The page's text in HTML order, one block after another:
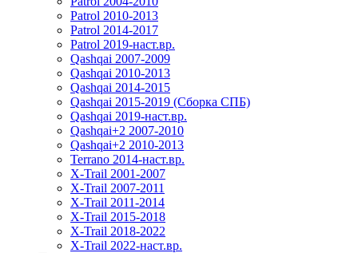
Patrol 2010-2013
Patrol 2014-2017
Patrol 2019-наст.вр.
Qashqai 2007-2009
Qashqai 2010-2013
Qashqai 2014-2015
Qashqai 2015-2019 (Сборка СПБ)
Qashqai 2019-наст.вр.
Qashqai+2 2007-2010
Qashqai+2 2010-2013
Terrano 2014-наст.вр.
X-Trail 2001-2007
X-Trail 2007-2011
X-Trail 2011-2014
X-Trail 2015-2018
X-Trail 2018-2022
X-Trail 2022-наст.вр.